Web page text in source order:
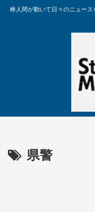
棒人間が動いて日々のニュー
県警